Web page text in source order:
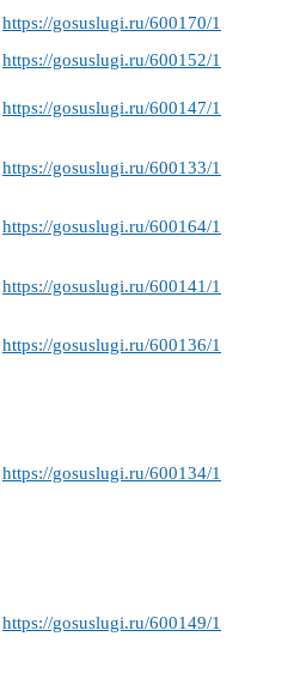
https://gosuslugi.ru/600170/1
https://gosuslugi.ru/600152/1
https://gosuslugi.ru/600147/1
https://gosuslugi.ru/600133/1
https://gosuslugi.ru/600164/1
https://gosuslugi.ru/600141/1
https://gosuslugi.ru/600136/1
https://gosuslugi.ru/600134/1
https://gosuslugi.ru/600149/1